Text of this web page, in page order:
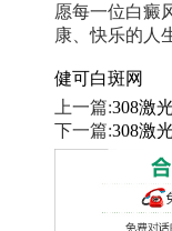
愿每一位白癜
康、快乐的人
健可白斑网
上一篇:308激
下一篇:308激